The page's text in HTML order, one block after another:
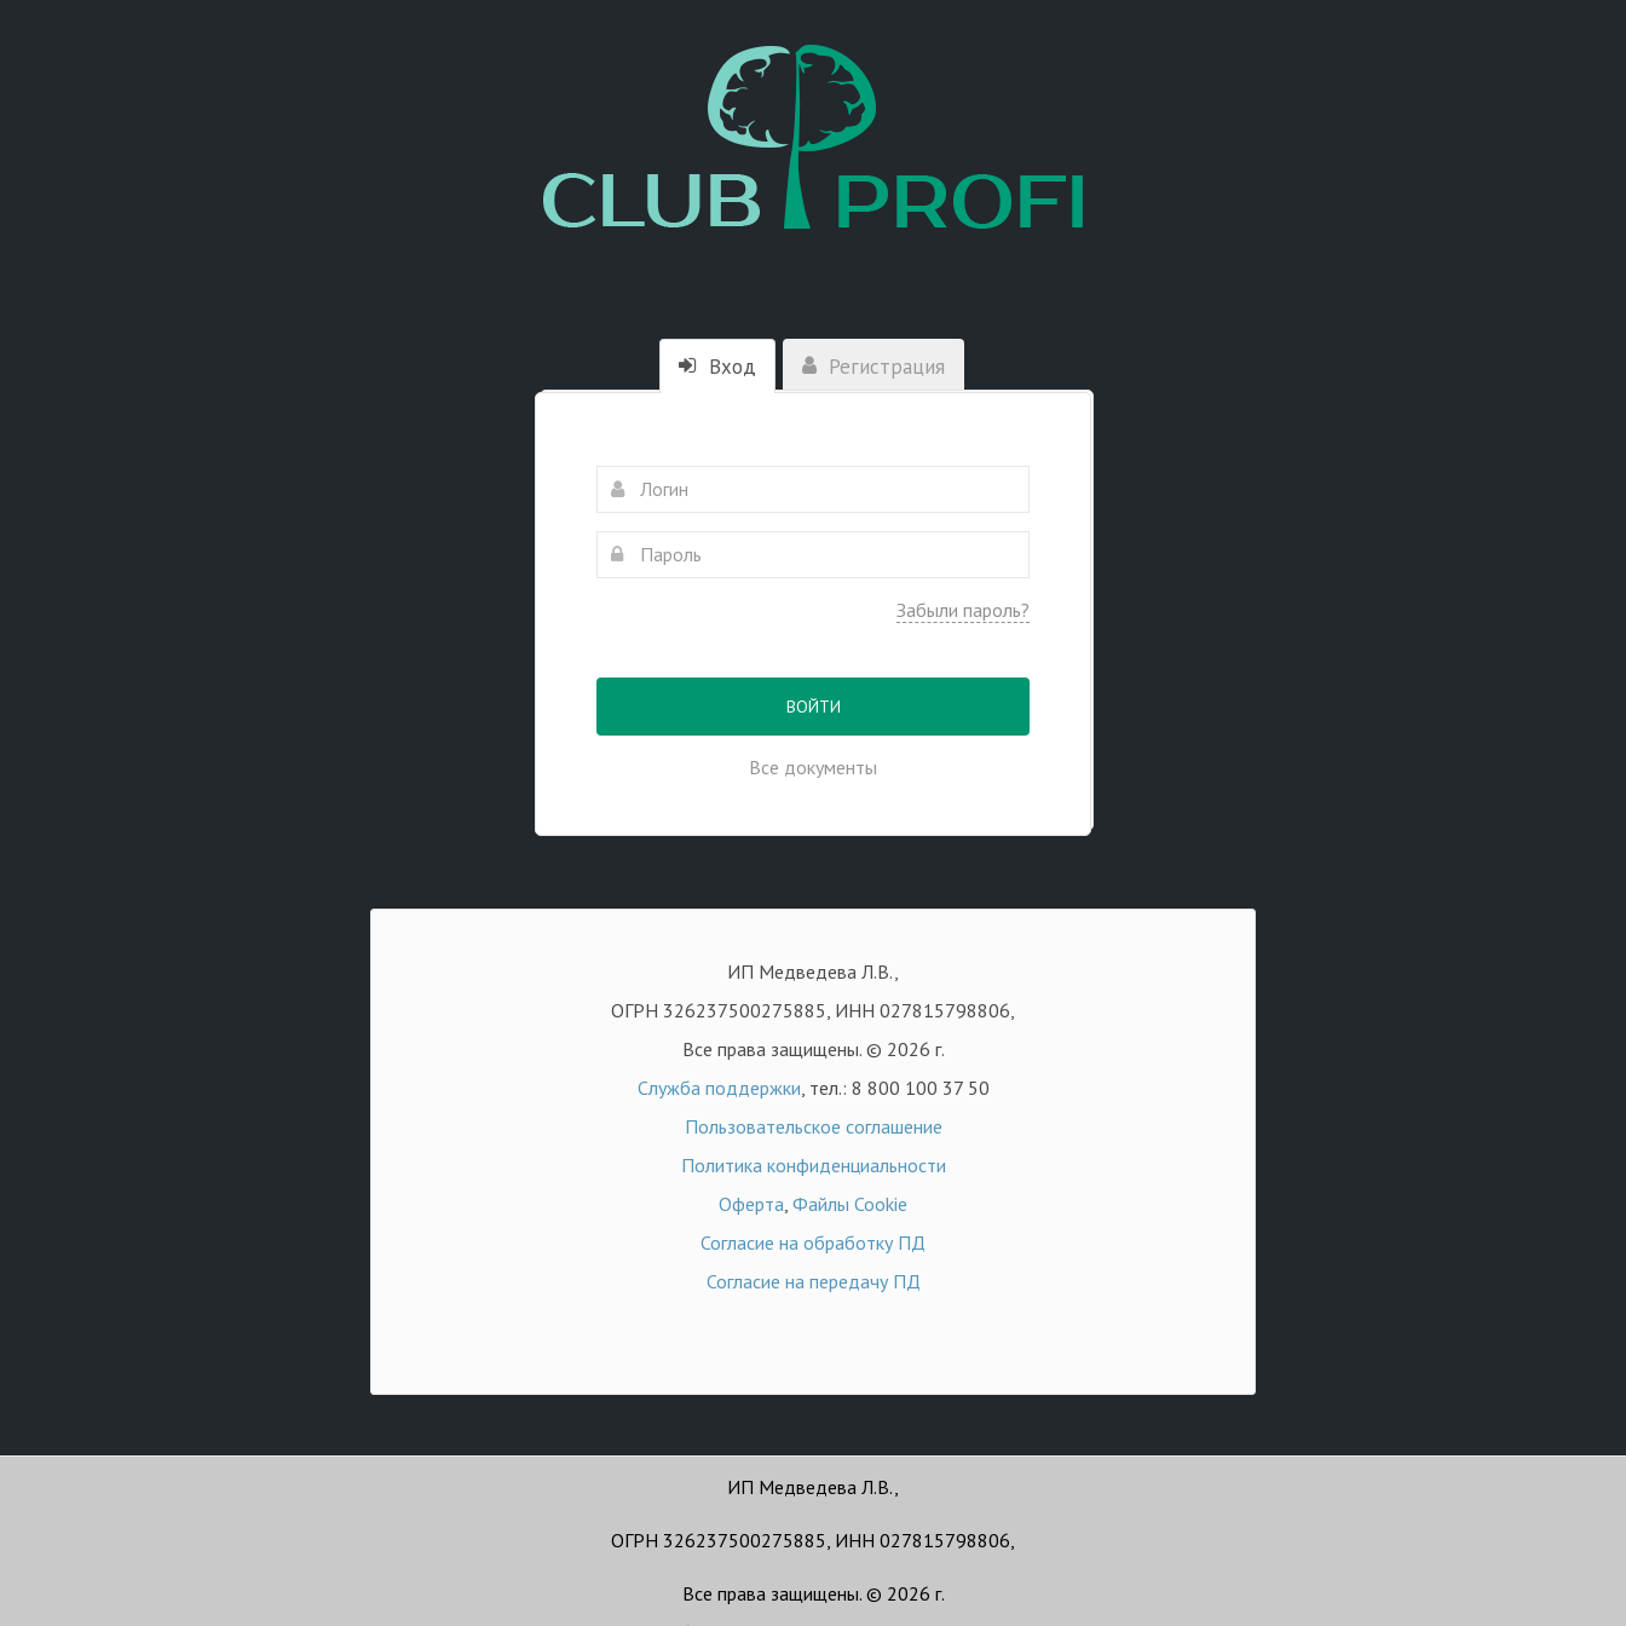
Вход Регистрация
Забыли пароль?
ВОЙТИ
Все документы
ИП Медведева Л.В.,
ОГРН 326237500275885, ИНН 027815798806,
Все права защищены. © 2026 г.
Служба поддержки, тел.: 8 800 100 37 50
Пользовательское соглашение
Политика конфиденциальности
Оферта, Файлы Cookie
Согласие на обработку ПД
Согласие на передачу ПД
ИП Медведева Л.В.,
ОГРН 326237500275885, ИНН 027815798806,
Все права защищены. © 2026 г.